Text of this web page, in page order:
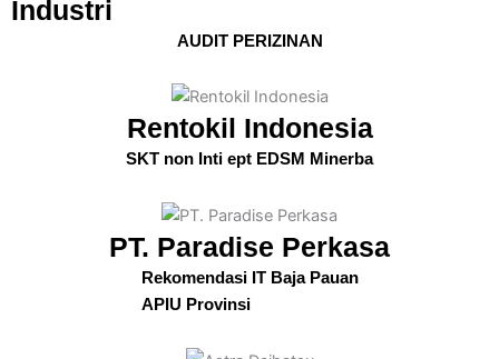
Industri
AUDIT PERIZINAN
Rentokil Indonesia
SKT non Inti ept EDSM Minerba
PT. Paradise Perkasa
Rekomendasi IT Baja Pauan
APIU Provinsi